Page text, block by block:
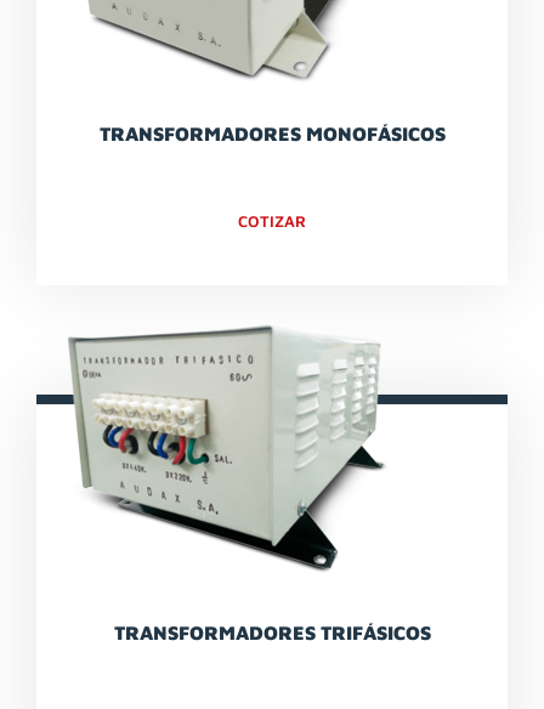
TRANSFORMADORES MONOFÁSICOS
COTIZAR
TRANSFORMADORES TRIFÁSICOS